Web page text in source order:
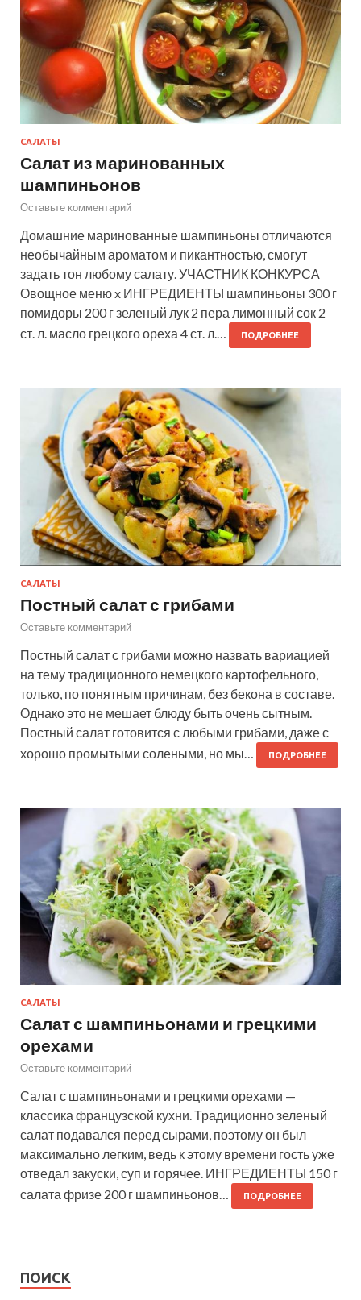
САЛАТЫ
Салат из маринованных
шампиньонов
Оставьте комментарий
Домашние маринованные шампиньоны отличаются
необычайным ароматом и пикантностью, смогут
задать тон любому салату. УЧАСТНИК КОНКУРСА
Овощное меню x ИНГРЕДИЕНТЫ шампиньоны 300 г
помидоры 200 г зеленый лук 2 пера лимонный сок 2
ст. л. масло грецкого ореха 4 ст. л.…
ПОДРОБНЕЕ
САЛАТЫ
Постный салат с грибами
Оставьте комментарий
Постный салат с грибами можно назвать вариацией
на тему традиционного немецкого картофельного,
только, по понятным причинам, без бекона в составе.
Однако это не мешает блюду быть очень сытным.
Постный салат готовится с любыми грибами, даже с
хорошо промытыми солеными, но мы…
ПОДРОБНЕЕ
САЛАТЫ
Салат с шампиньонами и грецкими
орехами
Оставьте комментарий
Салат с шампиньонами и грецкими орехами —
классика французской кухни. Традиционно зеленый
салат подавался перед сырами, поэтому он был
максимально легким, ведь к этому времени гость уже
отведал закуски, суп и горячее. ИНГРЕДИЕНТЫ 150 г
салата фризе 200 г шампиньонов…
ПОДРОБНЕЕ
ПОИСК